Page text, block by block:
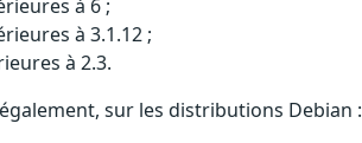
à 6 ;
à 3.1.12 ;
à 2.3.
sur les distributions Debian :